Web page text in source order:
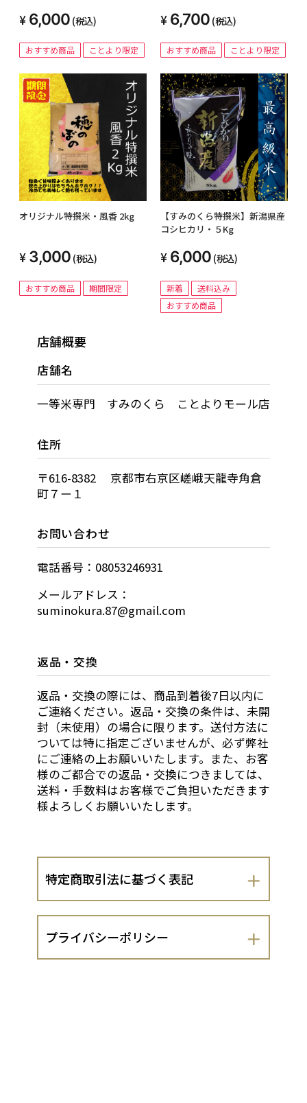
6,000 (税込)
おすすめ商品 ことより限定
6,700 (税込)
おすすめ商品 ことより限定
オリジナル特撰米・風香 2kg
3,000 (税込)
おすすめ商品 期間限定
【すみのくら特撰米】新潟県産
コシヒカリ・５Kg
6,000 (税込)
新着
送料込み
おすすめ商品
店舗概要
店舗名
一等米専門 すみのくら ことよりモール店
住所
〒616-8382 京都市右京区嵯峨天龍寺角倉
町７ー１
お問い合わせ
電話番号：08053246931
メールアドレス：
suminokura.87@gmail.com
返品・交換
返品・交換の際には、商品到着後7日以内に
ご連絡ください。返品・交換の条件は、未開
封（未使用）の場合に限ります。送付方法に
ついては特に指定ございませんが、必ず弊社
にご連絡の上お願いいたします。また、お客
様のご都合での返品・交換につきましては、
送料・手数料はお客様でご負担いただきます
様よろしくお願いいたします。
特定商取引法に基づく表記
会社名
有限会社嵯峨角倉米穀店
プライバシーポリシー